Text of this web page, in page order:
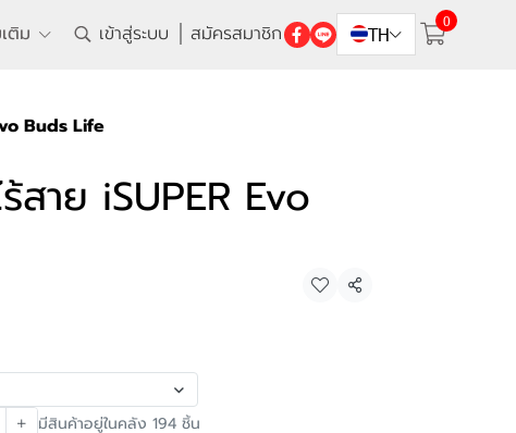
ติม เข้าสู่ระบบ สมัครสมาชิก TH
0
Buds Life
าย iSUPER Evo
แชร์
มีสินค้าอยู่ในคลัง 194 ชิ้น